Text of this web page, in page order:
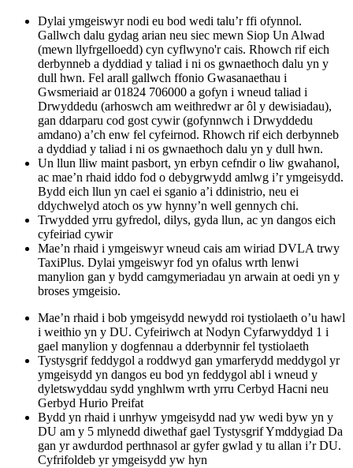
Dylai ymgeiswyr nodi eu bod wedi talu’r ffi ofynnol.
Gallwch dalu gydag arian neu siec mewn Siop Un Alwad
(mewn llyfrgelloedd) cyn cyflwyno'r cais. Rhowch rif eich
derbynneb a dyddiad y taliad i ni os gwnaethoch dalu yn y
dull hwn. Fel arall gallwch ffonio Gwasanaethau i
Gwsmeriaid ar 01824 706000 a gofyn i wneud taliad i
Drwyddedu (arhoswch am weithredwr ar ôl y dewisiadau),
gan ddarparu cod gost cywir (gofynnwch i Drwyddedu
amdano) a’ch enw fel cyfeirnod. Rhowch rif eich derbynneb
a dyddiad y taliad i ni os gwnaethoch dalu yn y dull hwn.
Un llun lliw maint pasbort, yn erbyn cefndir o liw gwahanol,
ac mae’n rhaid iddo fod o debygrwydd amlwg i’r ymgeisydd.
Bydd eich llun yn cael ei sganio a’i ddinistrio, neu ei
ddychwelyd atoch os yw hynny’n well gennych chi.
Trwydded yrru gyfredol, dilys, gyda llun, ac yn dangos eich
cyfeiriad cywir
Mae’n rhaid i ymgeiswyr wneud cais am wiriad DVLA trwy
TaxiPlus. Dylai ymgeiswyr fod yn ofalus wrth lenwi
manylion gan y bydd camgymeriadau yn arwain at oedi yn y
broses ymgeisio.
Mae’n rhaid i bob ymgeisydd newydd roi tystiolaeth o’u hawl
i weithio yn y DU. Cyfeiriwch at Nodyn Cyfarwyddyd 1 i
gael manylion y dogfennau a dderbynnir fel tystiolaeth
Tystysgrif feddygol a roddwyd gan ymarferydd meddygol yr
ymgeisydd yn dangos eu bod yn feddygol abl i wneud y
dyletswyddau sydd ynghlwm wrth yrru Cerbyd Hacni neu
Gerbyd Hurio Preifat
Bydd yn rhaid i unrhyw ymgeisydd nad yw wedi byw yn y
DU am y 5 mlynedd diwethaf gael Tystysgrif Ymddygiad Da
gan yr awdurdod perthnasol ar gyfer gwlad y tu allan i’r DU.
Cyfrifoldeb yr ymgeisydd yw hyn